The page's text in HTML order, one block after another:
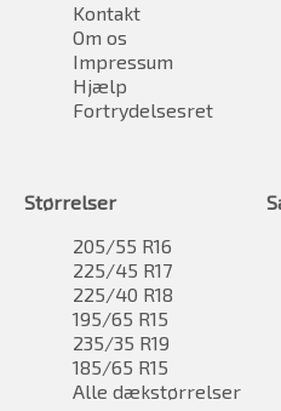
Kontakt
Om os
Impressum
Hjælp
Fortrydelsesret
Størrelser
205/55 R16
225/45 R17
225/40 R18
195/65 R15
235/35 R19
185/65 R15
Alle dækstørrelser